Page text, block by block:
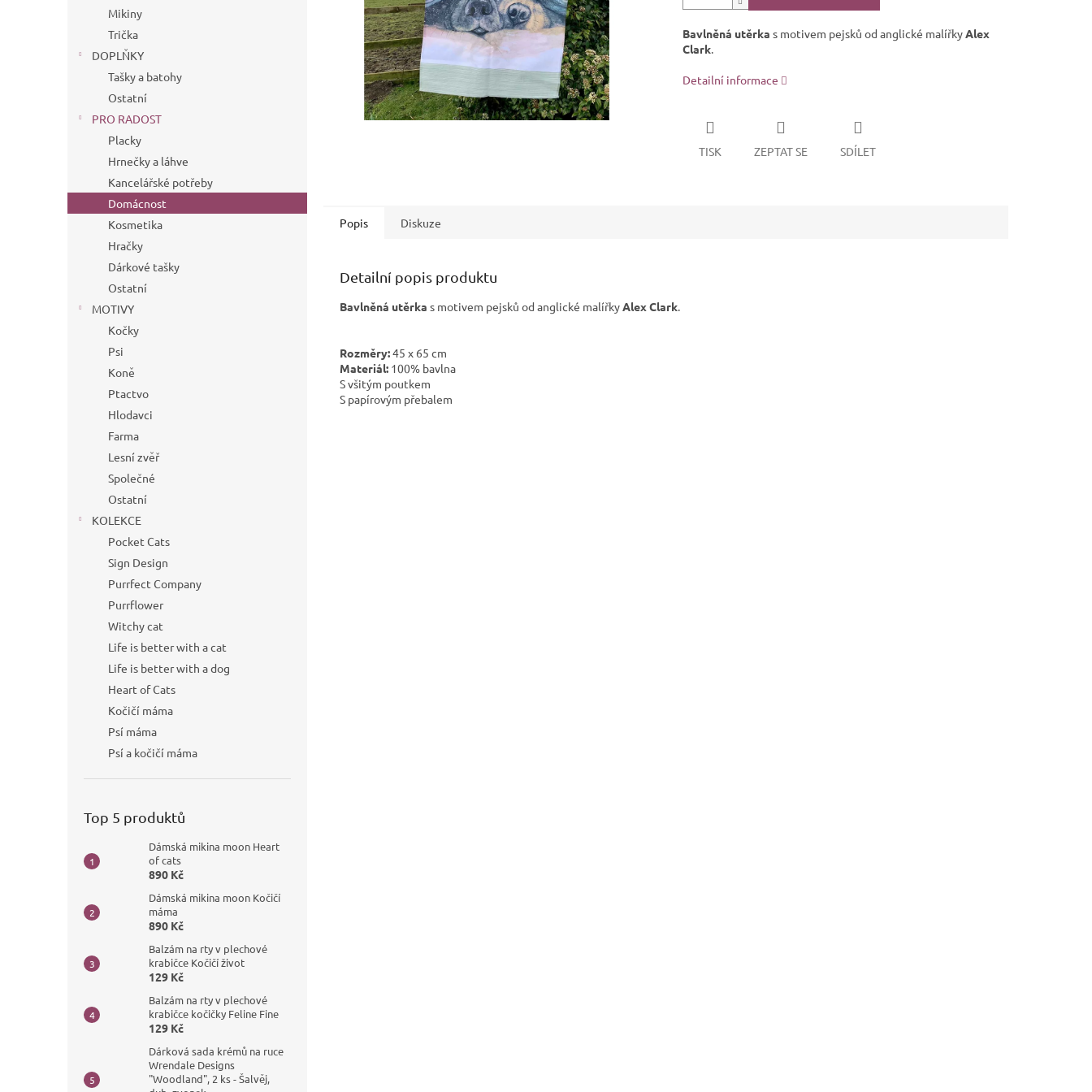
Mikiny
Trička
DOPLŇKY
Tašky a batohy
Ostatní
PRO RADOST
Placky
Hrnečky a láhve
Kancelářské potřeby
Domácnost
Kosmetika
Hračky
Dárkové tašky
Ostatní
MOTIVY
Kočky
Psi
Koně
Ptactvo
Hlodavci
Farma
Lesní zvěř
Společné
Ostatní
KOLEKCE
Pocket Cats
Sign Design
Purrfect Company
Purrflower
Witchy cat
Life is better with a cat
Life is better with a dog
Heart of Cats
Kočičí máma
Psí máma
Psí a kočičí máma
Top 5 produktů
Dámská mikina moon Heart
of cats
890 Kč
Dámská mikina moon Kočičí
máma
890 Kč
Balzám na rty v plechové
krabičce Kočičí život
129 Kč
Balzám na rty v plechové
krabičce kočičky Feline Fine
129 Kč
Dárková sada krémů na ruce
Wrendale Designs
"Woodland", 2 ks - Šalvěj,
Bavlněná utěrka s motivem pejsků od anglické malířkyAlex
Clark.
Detailní informace
TISK ZEPTAT SE SDÍLET
Popis Diskuze
Detailní popis produktu
Bavlněná utěrka s motivem pejsků od anglické malířkyAlex Clark.
Rozměry:45 x 65 cm
Materiál: 100% bavlna
S všitým poutkem
S papírovým přebalem